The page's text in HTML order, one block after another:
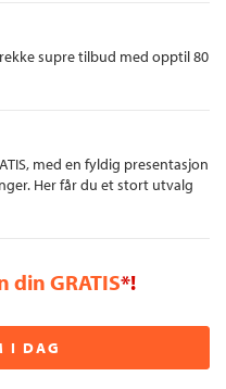
supre tilbud med opptil 80
med en fyldig presentasjon
Her får du et stort utvalg
din GRATIS*!
I DAG